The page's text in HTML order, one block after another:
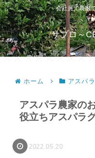
会社員で農家
サブロ～
ホーム アスパ
アスパラ農家の
役立ちアスパラ
2022.05.20